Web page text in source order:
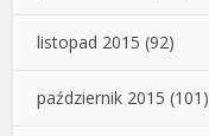
listopad 2015 (92)
październik 2015 (101)